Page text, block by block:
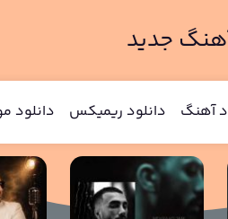
جدید
آهنگ دانلود ریمیکس دانلود